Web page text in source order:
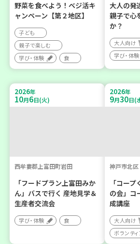
野菜を食べよう！ベジ活キ
ャンペーン【第２地区】
子ども
親子で楽しむ
学び・体験
食
大人の発
親子で心
か？
大人向け
学び・体験
2026年
10月6日(火)
西牟婁郡上富田町岩田
「フードプラン上富田みか
ん」バスで行く 産地見学＆
生産者交流会
学び・体験 食
2026年
9月30日(
神戸市北区
「コー
の会」コ
成講座
大人向け
ボランティ